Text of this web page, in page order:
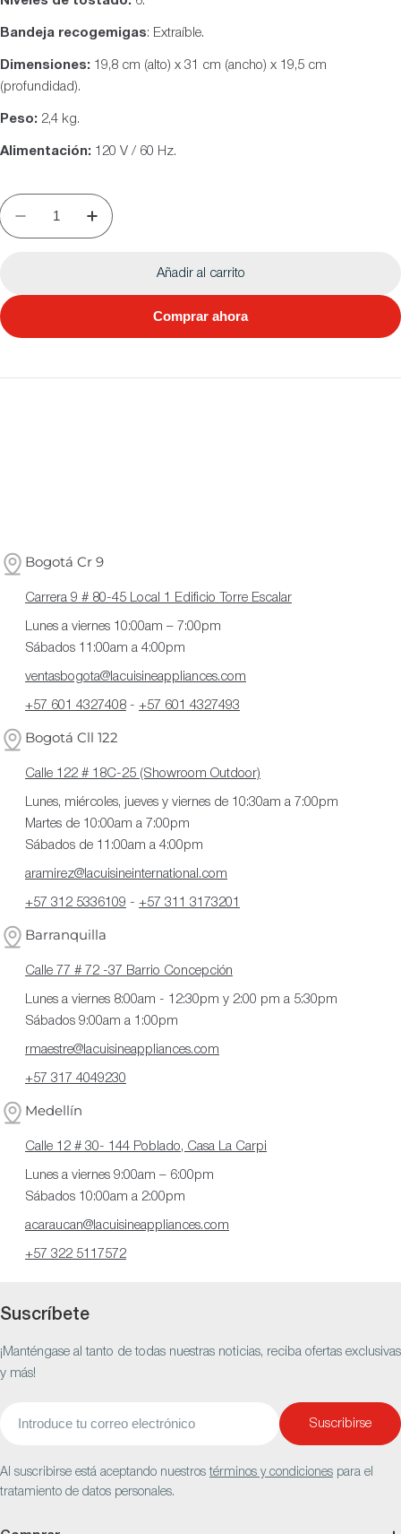
Bandeja recogemigas: Extraíble.
Dimensiones: 19,8 cm (alto) x 31 cm (ancho) x 19,5 cm
(profundidad).
Peso: 2,4 kg.
Alimentación: 120 V / 60 Hz.
Añadir al carrito
Comprar ahora
Bogotá Cr 9
Carrera 9 # 80-45 Local 1 Edificio Torre Escalar
Lunes a viernes 10:00am – 7:00pm
Sábados 11:00am a 4:00pm
ventasbogota@lacuisineappliances.com
+57 601 4327408 - +57 601 4327493
Bogotá Cll 122
Calle 122 # 18C-25 (Showroom Outdoor)
Lunes, miércoles, jueves y viernes de 10:30am a 7:00pm
Martes de 10:00am a 7:00pm
Sábados de 11:00am a 4:00pm
aramirez@lacuisineinternational.com
+57 312 5336109 - +57 311 3173201
Barranquilla
Calle 77 # 72 -37 Barrio Concepción
Lunes a viernes 8:00am - 12:30pm y 2:00 pm a 5:30pm
Sábados 9:00am a 1:00pm
rmaestre@lacuisineappliances.com
+57 317 4049230
Medellín
Calle 12 # 30- 144 Poblado, Casa La Carpi
Lunes a viernes 9:00am – 6:00pm
Sábados 10:00am a 2:00pm
acaraucan@lacuisineappliances.com
+57 322 5117572
Suscríbete
¡Manténgase al tanto de todas nuestras noticias, reciba ofertas exclusivas
y más!
Suscribirse
Al suscribirse está aceptando nuestrostérminos y condiciones para el
tratamiento de datos personales.